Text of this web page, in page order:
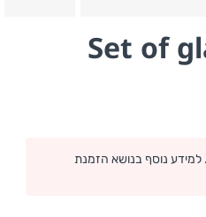
Set of
למידע נוסף בנושא הזמנת